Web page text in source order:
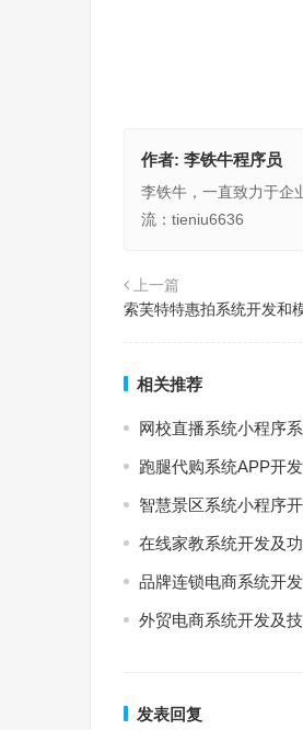
作者: 李铁牛程序员
李铁牛，一直致力于企
流：tieniu6636
上一篇
索芙特特惠拍系统开发和
相关推荐
网校直播系统小程序
跑腿代购系统APP开
智慧景区系统小程序
在线家教系统开发及
品牌连锁电商系统开
外贸电商系统开发及
发表回复